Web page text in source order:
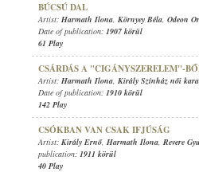
BÚCSÚ DAL
Artist: Harmath Ilona, Környey Béla, Odeon
Date of publication: 1907 körül
61 Play
CSÁRDÁS A "CIGÁNYSZERELEM"-
Artist: Harmath Ilona, Király Színház női kara
Date of publication: 1910 körül
142 Play
CSÓKBAN VAN CSAK IFJÚSÁG
Artist: Király Ernő, Harmath Ilona, Revere
publication: 1911 körül
40 Play